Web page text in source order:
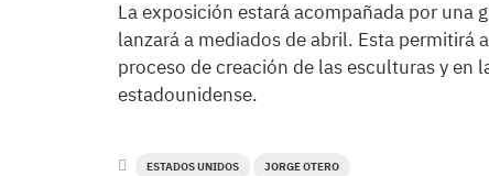
La exposición estará acompañada por una
lanzará a mediados de abril. Esta permitirá
proceso de creación de las esculturas y
estadounidense.
ESTADOS UNIDOS JORGE OTERO